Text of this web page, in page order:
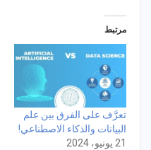
مرتبط
تعرَّف على الفرق بين علم
البيانات والذكاء الاصطناعي!
21 يونيو، 2024